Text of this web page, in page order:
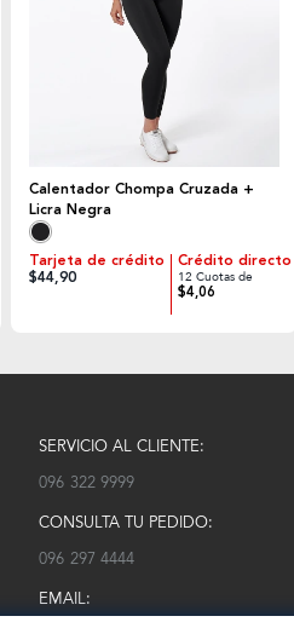
Calentador Chompa Cruzada +
Licra Negra
Tarjeta de crédito
$44,90
Crédito directo
12 Cuotas de
$4,06
SERVICIO AL CLIENTE:
096 322 9999
CONSULTA TU PEDIDO:
096 297 4444
EMAIL: